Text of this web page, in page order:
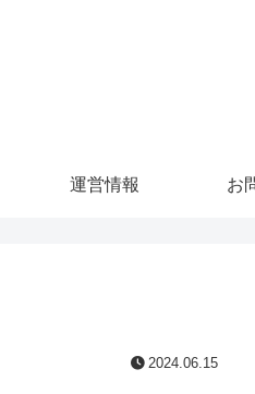
運営情報 お
2024.06.15